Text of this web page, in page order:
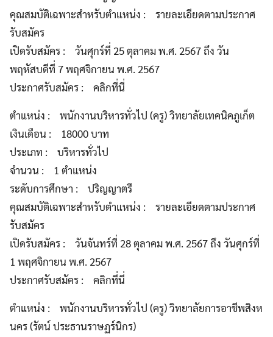
คุณสมบัติเฉพาะสำหรับตำแหน่ง : รายละเอียดตามประกาศ
รับสมัคร
เปิดรับสมัคร : วันศุกร์ที่ 25 ตุลาคม พ.ศ. 2567 ถึง วัน
พฤหัสบดีที่ 7 พฤศจิกายน พ.ศ. 2567
ประกาศรับสมัคร : คลิกที่นี่
ตำแหน่ง : พนักงานบริหารทั่วไป (ครู) วิทยาลัยเทคนิคภูเก็ต
เงินเดือน : 18000 บาท
ประเภท : บริหารทั่วไป
จำนวน : 1 ตำแหน่ง
ระดับการศึกษา : ปริญญาตรี
คุณสมบัติเฉพาะสำหรับตำแหน่ง : รายละเอียดตามประกาศ
รับสมัคร
เปิดรับสมัคร : วันจันทร์ที่ 28 ตุลาคม พ.ศ. 2567 ถึง วันศุกร์ที่
1 พฤศจิกายน พ.ศ. 2567
ประกาศรับสมัคร : คลิกที่นี่
ตำแหน่ง : พนักงานบริหารทั่วไป (ครู) วิทยาลัยการอาชีพสิงห
นคร (รัตน์ ประธานราษฏร์นิกร)